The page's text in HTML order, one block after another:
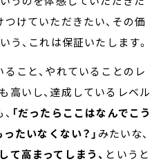
けていただきたい、その価
う、これは保証いたします。
こと、やれていることのレ
いし、達成しているレベル
「だったらここはなんでこう
ったいなくない？」 みたいな、
高まってしまう、 というと